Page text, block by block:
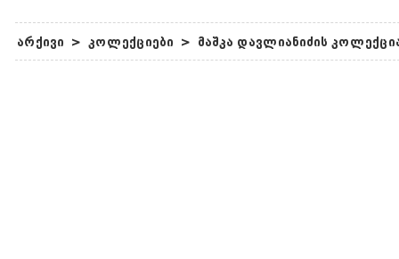
არქივი > კოლექციები > მაშკა დავლიანიძის